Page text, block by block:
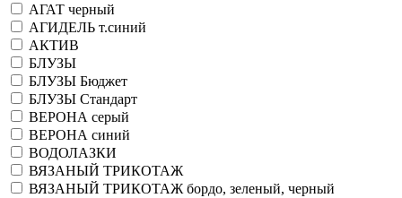
АГАТ черный
АГИДЕЛЬ т.синий
АКТИВ
БЛУЗЫ
БЛУЗЫ Бюджет
БЛУЗЫ Стандарт
ВЕРОНА серый
ВЕРОНА синий
ВОДОЛАЗКИ
ВЯЗАНЫЙ ТРИКОТАЖ
ВЯЗАНЫЙ ТРИКОТАЖ бордо, зеленый, черный